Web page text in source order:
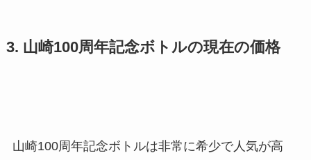
3. 山崎100周年記念ボトルの現在の価格
山崎100周年記念ボトルは非常に希少で人気が高